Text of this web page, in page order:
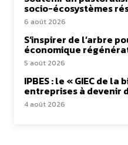
socio-écosystèmes
6 août 2026
S’inspirer de l’arbre
économique
5 août 2026
IPBES : le « GIEC de
entreprises à devenir
4 août 2026